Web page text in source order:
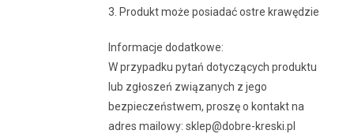
3. Produkt może posiadać ostre krawędzie
Informacje dodatkowe:
W przypadku pytań dotyczących produktu
lub zgłoszeń związanych z jego
bezpieczeństwem, proszę o kontakt na
adres mailowy: sklep@dobre-kreski.pl